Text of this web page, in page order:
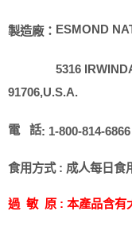
製造廠： ESMOND
5316
91706,U.S.A.
電 話: 1-800-814-6866
食用方式 : 成人每日食
過 敏 原 : 本產品含有